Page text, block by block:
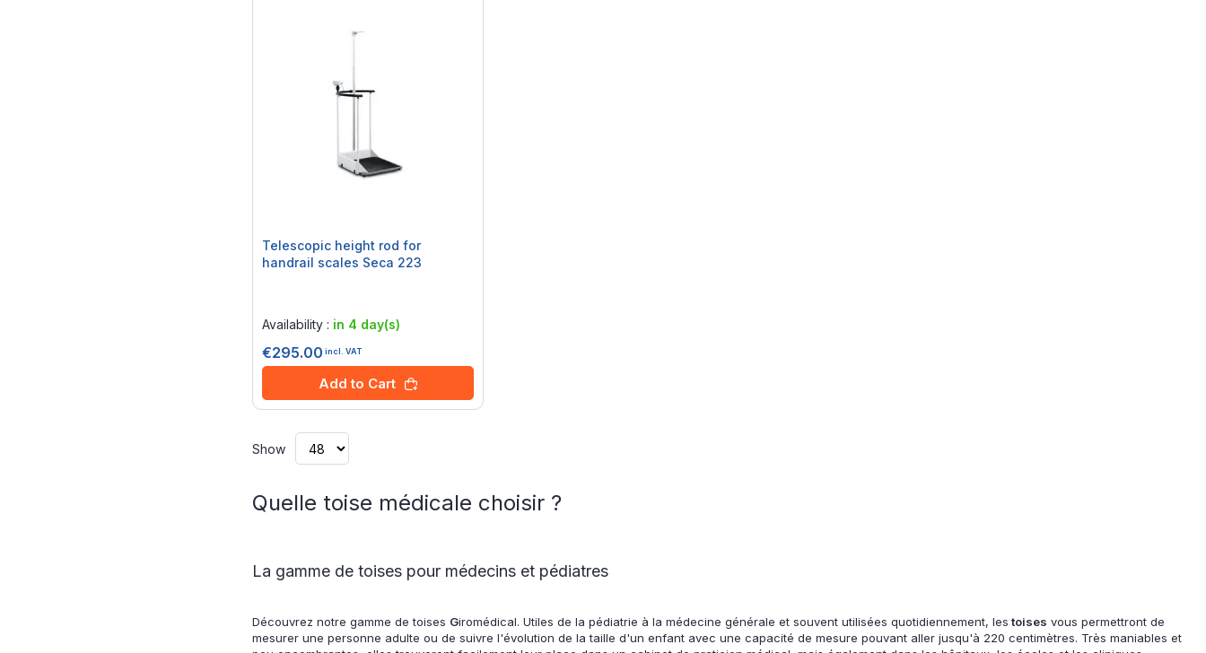
Telescopic height rod for
handrail scales Seca 223
Availability : in 4 day(s)
€295.00 incl. VAT
Add to Cart
Show
Quelle toise médicale choisir ?
La gamme de toises pour médecins et pédiatres
Découvrez notre gamme de toises Giromédical. Utiles de la pédiatrie à la médecine générale et souvent utilisées quotidiennement, les toises vous permettront de
mesurer une personne adulte ou de suivre l'évolution de la taille d'un enfant avec une capacité de mesure pouvant aller jusqu'à 220 centimètres. Très maniables et